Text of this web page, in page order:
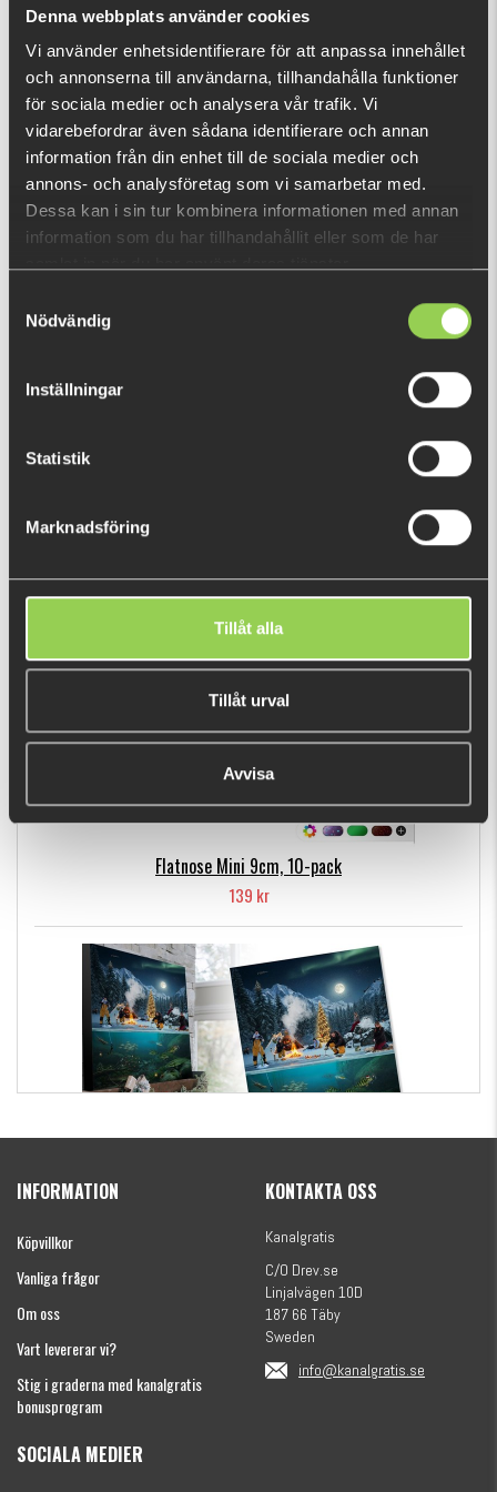
Denna webbplats använder cookies
Vi använder enhetsidentifierare för att anpassa innehållet
och annonserna till användarna, tillhandahålla funktioner
för sociala medier och analysera vår trafik. Vi
vidarebefordrar även sådana identifierare och annan
information från din enhet till de sociala medier och
annons- och analysföretag som vi samarbetar med.
Dessa kan i sin tur kombinera informationen med annan
information som du har tillhandahållit eller som de har
Nödvändig
Inställningar
Statistik
Marknadsföring
Tillåt alla
Tillåt urval
Avvisa
Vad är detta?
DU TITTADE NYLIGEN PÅ
POPULÄRA PRODUKTER
Flatnose Mini 9cm, 10-pack
139 kr
(julkalender)
INFORMATION
Köpvillkor
Vanliga frågor
Om oss
Vart levererar vi?
Stig i graderna med kanalgratis
bonusprogram
KONTAKTA OSS
Kanalgratis
C/O Drev.se
Linjalvägen 10D
187 66 Täby
Sweden
info@kanalgratis.se
SOCIALA MEDIER